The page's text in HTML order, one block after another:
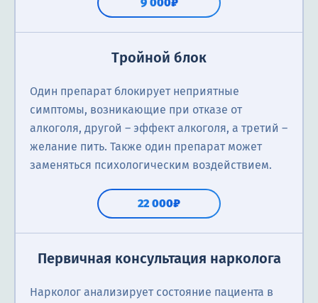
9 000₽
Тройной блок
Один препарат блокирует неприятные
симптомы, возникающие при отказе от
алкоголя, другой – эффект алкоголя, а третий –
желание пить. Также один препарат может
заменяться психологическим воздействием.
22 000₽
Первичная консультация нарколога
Нарколог анализирует состояние пациента в